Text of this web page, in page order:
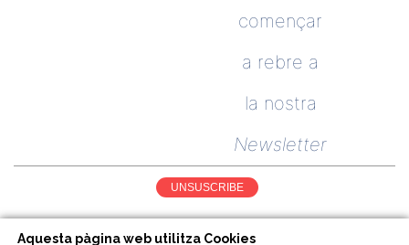
començar
a rebre a
la nostra
Newsletter
UNSUSCRIBE
Aquesta pàgina web utilitza Cookies